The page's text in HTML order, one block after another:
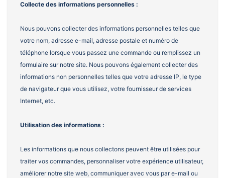
Collecte des informations personnelles :
Nous pouvons collecter des informations personnelles telles que
votre nom, adresse e-mail, adresse postale et numéro de
téléphone lorsque vous passez une commande ou remplissez un
formulaire sur notre site. Nous pouvons également collecter des
informations non personnelles telles que votre adresse IP, le type
de navigateur que vous utilisez, votre fournisseur de services
Internet, etc.
Utilisation des informations :
Les informations que nous collectons peuvent être utilisées pour
traiter vos commandes, personnaliser votre expérience utilisateur,
améliorer notre site web, communiquer avec vous par e-mail ou